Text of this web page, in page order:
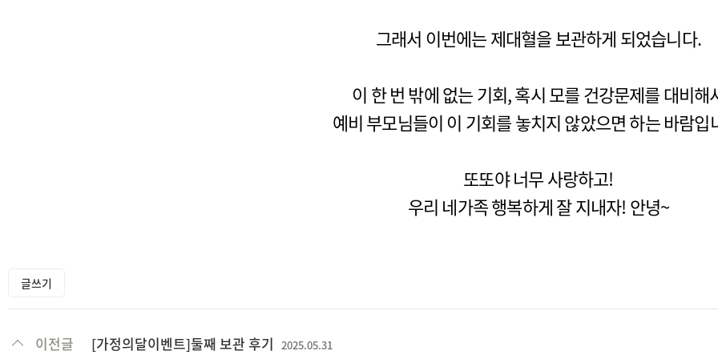
그래서 이번에는 제대혈을 보관하게 되었습니다.
이 한 번 밖에 없는 기회, 혹시 모를 건강문제를 대비해
예비 부모님들이 이 기회를 놓치지 않았으면 하는 바람입
또또야 너무 사랑하고!
우리 네가족 행복하게 잘 지내자! 안녕~
글쓰기
이전글 [가정의달이벤트]둘째 보관 후기 2025.05.31